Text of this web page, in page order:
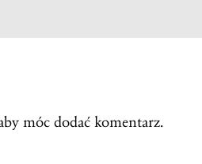
móc dodać komentarz.